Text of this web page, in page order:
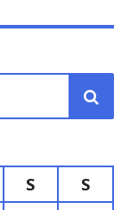
3
4
10
11